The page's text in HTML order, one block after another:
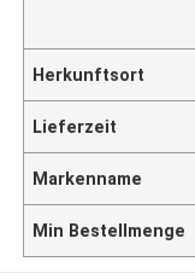
Herkunftsort
Lieferzeit
Markenname
Min Bestellmenge